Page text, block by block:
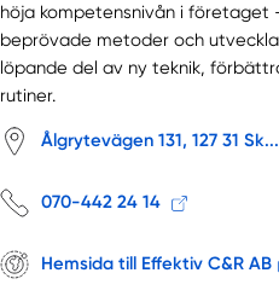
höja kompetensnivån i företaget
beprövade metoder och
löpande del av ny teknik,
rutiner.
Ålgrytevägen 131, 127 31 Sk...
070-442 24 14
Hemsida till Effektiv C&R AB